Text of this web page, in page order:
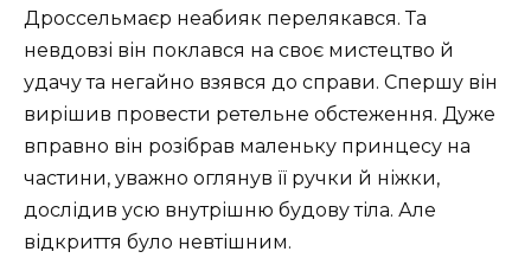
Дроссельмаєр неабияк перелякався. Та
невдовзі він поклався на своє мистецтво й
удачу та негайно взявся до справи. Спершу він
вирішив провести ретельне обстеження. Дуже
вправно він розібрав маленьку принцесу на
частини, уважно оглянув її ручки й ніжки,
дослідив усю внутрішню будову тіла. Але
відкриття було невтішним.